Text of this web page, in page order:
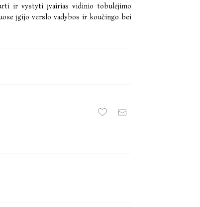
ir vystyti įvairias vidinio tobulėjimo
įgijo verslo vadybos ir koučingo bei